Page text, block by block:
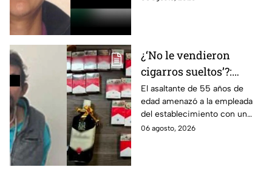
¿‘No le vendieron
cigarros sueltos’?:
Detienen a hombre tras
asaltar una tienda y
llevarse más de 30
cajetillas en Iztapalapa
El asaltante de 55 años de
edad amenazó a la empleada
del establecimiento con un
arma de fuego, llevándose
06 agosto, 2026